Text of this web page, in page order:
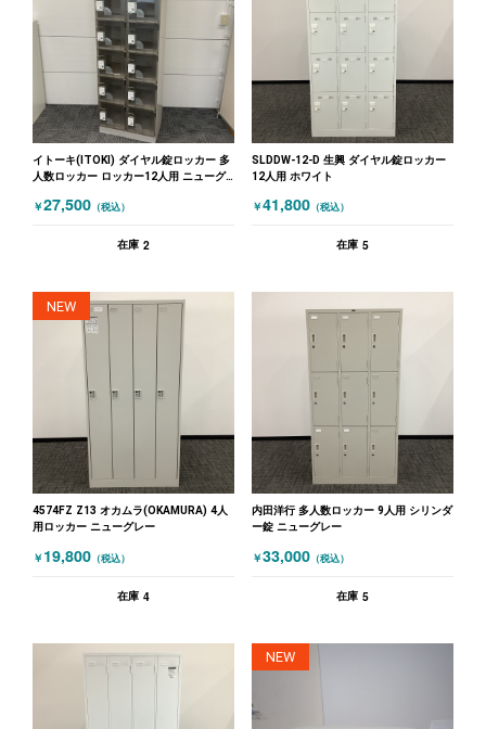
イトーキ(ITOKI) ダイヤル錠ロッカー 多
人数ロッカー ロッカー12人用 ニューグ
￥27,500 （税込）
在庫 2
SLDDW-12-D 生興 ダイヤル錠ロッカー
12人用 ホワイト
￥41,800 （税込）
在庫 5
NEW
4574FZ Z13 オカムラ(OKAMURA) 4人
用ロッカー ニューグレー
￥ 19,800 （税込）
在庫 4
内田洋行 多人数ロッカー 9人用 シリンダ
ー錠 ニューグレー
￥33,000 （税込）
在庫 5
NEW